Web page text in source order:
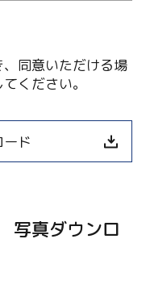
同意いただける場
ください。
ド
写真ダウンロ